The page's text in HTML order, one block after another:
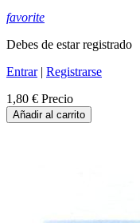
favorite
Debes de estar registrado
Entrar| Registrarse
1,80 € Precio
Añadir al carrito